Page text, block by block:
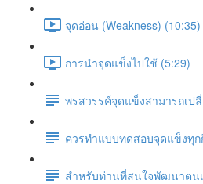
จุดอ่อน (Weakness) (10:35)
การนำจุดแข็งไปใช้ (5:29)
พรสวรรค์จุดแข็งสามารถเป
ควรทำแบบทดสอบจุดแข็งทุก
สำหรับท่านที่สนใจพัฒนาตน